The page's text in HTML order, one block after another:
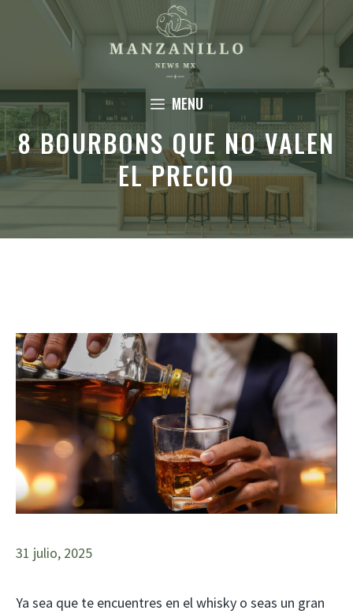
MENU
8 BOURBONS QUE NO VALEN
EL PRECIO
31 julio, 2025
Ya sea que te encuentres en el whisky o seas un gran